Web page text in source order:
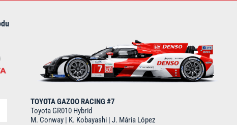
TOYOTA GAZOO RACING #7
Toyota GR010 Hybrid
M. Conway | K. Kobayashi | J. Mária López